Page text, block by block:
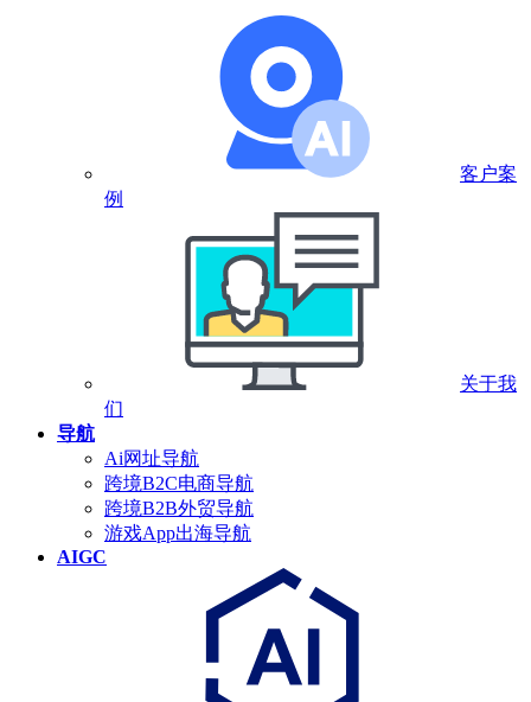
客户案
例
关于我
们
导航
Ai网址导航
跨境B2C电商导航
跨境B2B外贸导航
游戏App出海导航
AIGC